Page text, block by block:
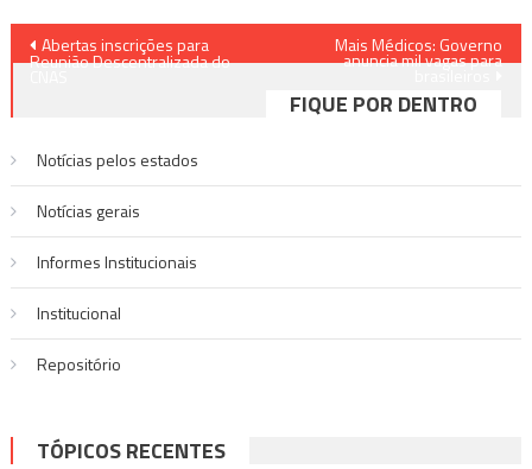
Navegação
Abertas inscrições para
Reunião Descentralizada do
Mais Médicos: Governo
anuncia mil vagas para
FIQUE POR DENTRO
Notícias pelos estados
Notí­cias gerais
Informes Institucionais
Institucional
Repositório
TÓPICOS RECENTES